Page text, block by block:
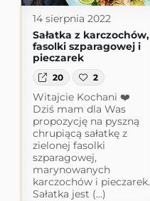
14 sierpnia 2022
Sałatka z karczochów,
fasolki szparagowej i
pieczarek
20 2
Witajcie Kochani ❤️
Dziś mam dla Was
propozycję na pyszną
chrupiącą sałatkę z
zielonej fasolki
szparagowej,
marynowanych
karczochów i pieczarek.
Sałatka jest (...)